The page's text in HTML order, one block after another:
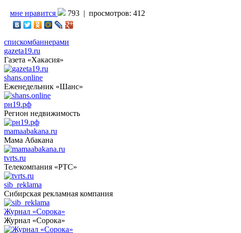
мне нравится 793 | просмотров: 412
спискомбаннерами
gazeta19.ru
Газета «Хакасия»
shans.online
Еженедельник «Шанс»
рн19.рф
Регион недвижимость
mamaabakana.ru
Мама Абакана
tvrts.ru
Телекомпания «РТС»
sib_reklama
Сибирская рекламная компания
Журнал «Сорока»
Журнал «Сорока»